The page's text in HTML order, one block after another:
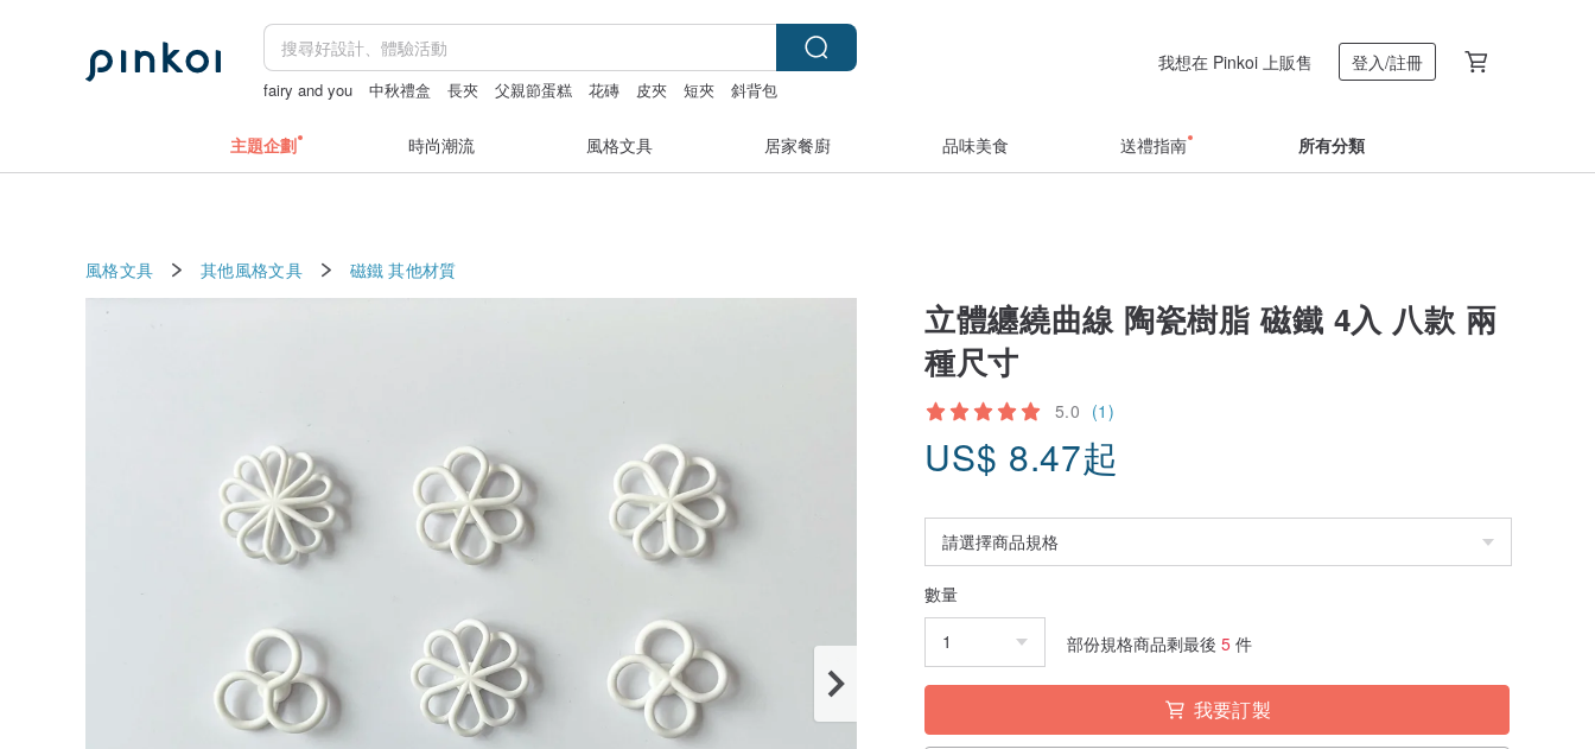
fairy and you 中秋禮盒 長夾 父親節蛋糕 花磚 皮夾 短夾 斜背包
我想在 Pinkoi 上販售 登入/註冊
主題企劃 時尚潮流 風格文具 居家餐廚 品味美食 送禮指南 所有分類
風格文具 其他風格文具 磁鐵 其他材質
立體纏繞曲線 陶瓷樹脂 磁鐵 4入 八款 兩
種尺寸
5.0 (1)
US$ 8.47起
數量
部份規格商品剩最後 5 件
我要訂製